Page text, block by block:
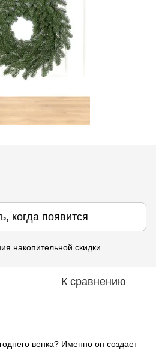
когда появится
накопительной скидки
К сравнению
венка? Именно он создает